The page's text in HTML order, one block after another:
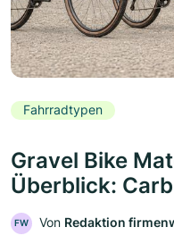
Fahrradtypen
Gravel Bike
Überblick:
FW Von Redaktion